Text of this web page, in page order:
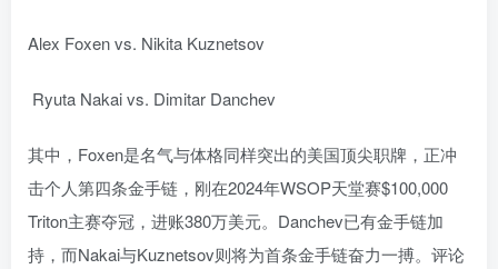
Alex Foxen vs. Nikita Kuznetsov
Ryuta Nakai vs. Dimitar Danchev
其中，Foxen是名气与体格同样突出的美国顶尖职牌，正冲
击个人第四条金手链，刚在2024年WSOP天堂赛$100,000
Triton主赛夺冠，进账380万美元。Danchev已有金手链加
持，而Nakai与Kuznetsov则将为首条金手链奋力一搏。评论